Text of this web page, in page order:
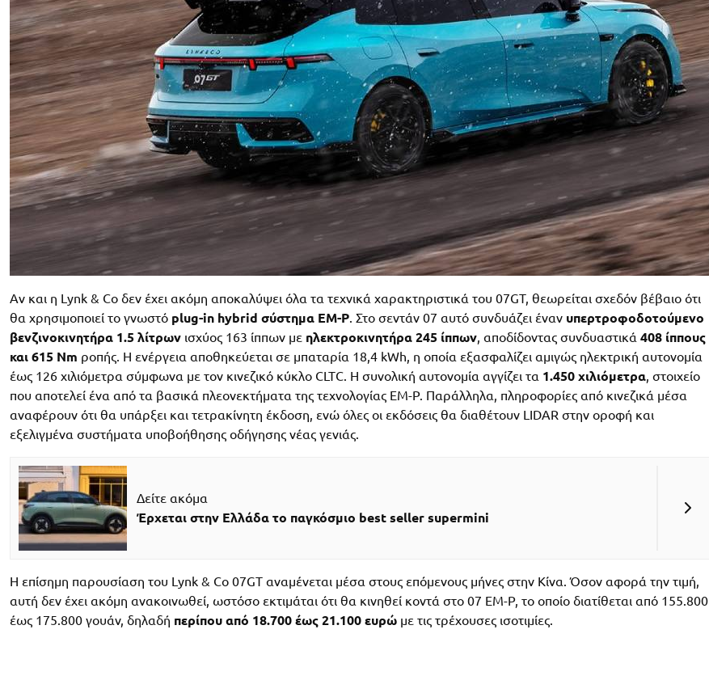
Αν και η Lynk & Co δεν έχει ακόμη αποκαλύψει όλα τα τεχνικά χαρακτηριστικά του 07GT, θεωρείται σχεδόν βέβαιο ότι
θα χρησιμοποιεί το γνωστό plug-in hybrid σύστημα EM-P. Στο σεντάν 07 αυτό συνδυάζει έναν υπερτροφοδοτούμενο
βενζινοκινητήρα 1.5 λίτρων ισχύος 163 ίππων με ηλεκτροκινητήρα 245 ίππων, αποδίδοντας συνδυαστικά 408 ίππους
και 615 Nm ροπής. Η ενέργεια αποθηκεύεται σε μπαταρία 18,4 kWh, η οποία εξασφαλίζει αμιγώς ηλεκτρική αυτονομία
έως 126 χιλιόμετρα σύμφωνα με τον κινεζικό κύκλο CLTC. Η συνολική αυτονομία αγγίζει τα 1.450 χιλιόμετρα, στοιχείο
που αποτελεί ένα από τα βασικά πλεονεκτήματα της τεχνολογίας EM-P. Παράλληλα, πληροφορίες από κινεζικά μέσα
αναφέρουν ότι θα υπάρξει και τετρακίνητη έκδοση, ενώ όλες οι εκδόσεις θα διαθέτουν LIDAR στην οροφή και
εξελιγμένα συστήματα υποβοήθησης οδήγησης νέας γενιάς.
Δείτε ακόμα
Έρχεται στην Ελλάδα το παγκόσμιο best seller supermini
Η επίσημη παρουσίαση του Lynk & Co 07GT αναμένεται μέσα στους επόμενους μήνες στην Κίνα. Όσον αφορά την τιμή,
αυτή δεν έχει ακόμη ανακοινωθεί, ωστόσο εκτιμάται ότι θα κινηθεί κοντά στο 07 EM-P, το οποίο διατίθεται από 155.800
έως 175.800 γουάν, δηλαδή περίπου από 18.700 έως 21.100 ευρώ με τις τρέχουσες ισοτιμίες.